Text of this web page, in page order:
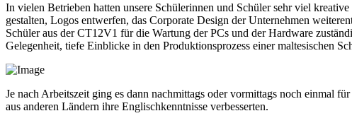
In vielen Betrieben hatten unsere Schülerinnen und Schüler sehr viel
gestalten, Logos entwerfen, das Corporate Design der Unternehmen
Schüler aus der CT12V1 für die Wartung der PCs und der Hardware
Gelegenheit, tiefe Einblicke in den Produktionsprozess einer maltesischen
Je nach Arbeitszeit ging es dann nachmittags oder vormittags noch einmal
aus anderen Ländern ihre Englischkenntnisse verbesserten.